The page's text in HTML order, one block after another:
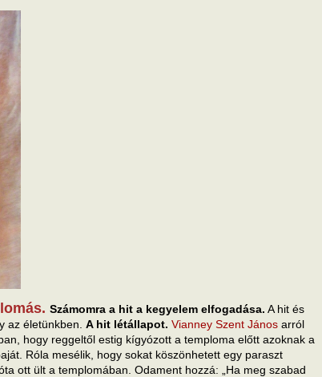
Számomra a hit a kegyelem elfogadása. A hit és
az életünkben. A hit létállapot. Vianney Szent János arról
hogy reggeltől estig kígyózott a temploma előtt azoknak a
Róla mesélik, hogy sokat köszönhetett egy paraszt
ott ült a templomában. Odament hozzá: „Ha meg szabad